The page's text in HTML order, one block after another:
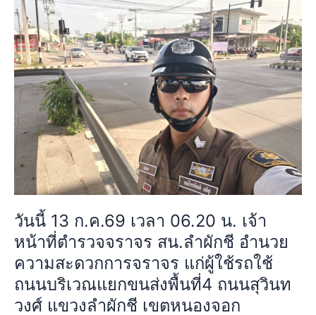
สุ
วิ
นท
วงศ์
แขวง
ลำ
ผักชี
เขต
หนองจอก
กรุงเทพฯ
การ
จราจร
คล่อง
ตัว
เหตุการณ์
ทั่วไป
ปกติ
วันนี้ 13 ก.ค.69 เวลา 06.20 น. เจ้า
หน้าที่ตำรวจจราจร สน.ลำผักชี อำนวย
ความสะดวกการจราจร แก่ผู้ใช้รถใช้
ถนนบริเวณแยกขนส่งพื้นที่4 ถนนสุวินท
วงศ์ แขวงลำผักชี เขตหนองจอก
13
ก.ค.69
เวลา
06.20
น.
เจ้า
หน้าที่
ตำรวจ
จราจร
สน.ลำ
ผักชี
อำนวย
ความ
สะดวก
การ
แก่
ผู้